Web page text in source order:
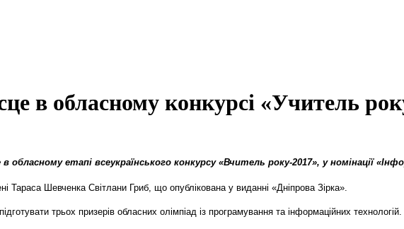
в обласному конкурсі «Учитель
етапі всеукраїнського конкурсу «Вчитель року-2017», у номінації
Шевченка Світлани Гриб, що опублікована у виданні «Дніпрова Зірка».
трьох призерів обласних олімпіад із програмування та інформаційних технологій.